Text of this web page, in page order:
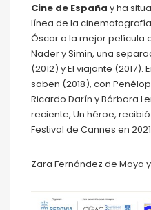
Cine de España y ha
línea de la
Óscar a la mejor película
Nader y Simin, una
(2012) y El viajante (2017).
saben (2018), con
Ricardo Darín y Bárbara
reciente, Un héroe,
Festival de Cannes en
Zara Fernández de Moya